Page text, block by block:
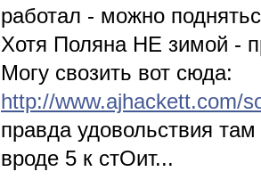
работал - можно
Хотя Поляна НЕ зимой -
Могу свозить вот сюда:
http://www.ajhackett.com/
правда удовольствия
вроде 5 к стОит...